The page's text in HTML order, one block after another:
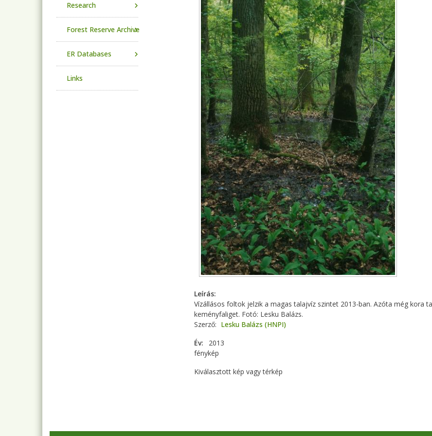
Leírás
Vízállásos foltok jelzik a magas talajvíz szintet 2013-ban. Azóta még kora
keményfaliget. Fotó: Lesku Balázs.
Szerző
Lesku Balázs (HNPI)
Év
2013
fénykép
Kiválasztott kép vagy térkép
Research
Forest Reserve Archive
ER Databases
Links